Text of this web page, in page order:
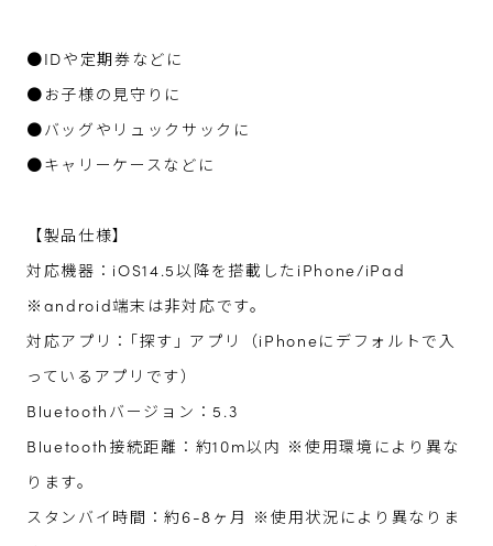
●IDや定期券などに
●お子様の見守りに
●バッグやリュックサックに
●キャリーケースなどに
【製品仕様】
対応機器：iOS14.5以降を搭載したiPhone/iPad
※android端末は非対応です。
対応アプリ：｢探す｣ アプリ（iPhoneにデフォルトで入
っているアプリです）
Bluetoothバージョン：5.3
Bluetooth接続距離：約10m以内 ※使用環境により異な
ります。
スタンバイ時間：約6-8ヶ月 ※使用状況により異なりま